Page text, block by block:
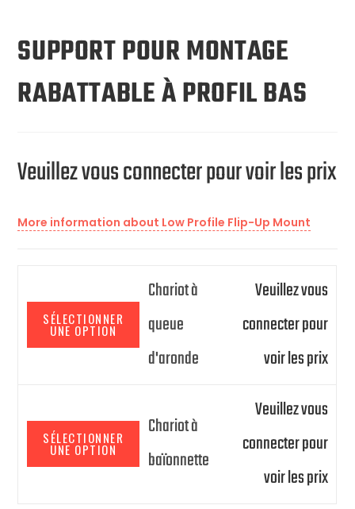
SUPPORT POUR MONTAGE
RABATTABLE À PROFIL BAS
Veuillez vous connecter pour voir les prix
More information about Low Profile Flip-Up Mount
SÉLECTIONNER
UNE OPTION
Chariot à
queue
d'aronde
Veuillez vous
connecter pour
voir les prix
SÉLECTIONNER
UNE OPTION
Chariot à
baïonnette
Veuillez vous
connecter pour
voir les prix